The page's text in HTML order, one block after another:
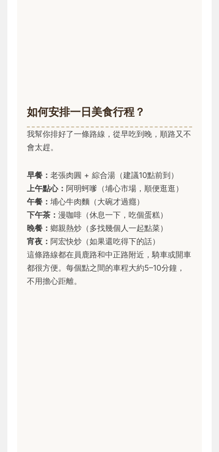
如何安排一日美食行程？
我幫你排好了一條路線，從早吃到晚，順路又不
會太趕。
早餐： 老張肉圓 + 綜合湯（建議10點前到）
上午點心： 阿明蚵嗲（埔心市場，順便逛逛）
午餐： 埔心牛肉麵（大碗才過癮）
下午茶： 漫咖啡（休息一下，吃個蛋糕）
晚餐： 鄉親熱炒（多找幾個人一起點菜）
宵夜： 阿宏快炒（如果還吃得下的話）
這條路線都在員鹿路和中正路附近，騎車或開車
都很方便。每個點之間的車程大約5–10分鐘，
不用擔心距離。